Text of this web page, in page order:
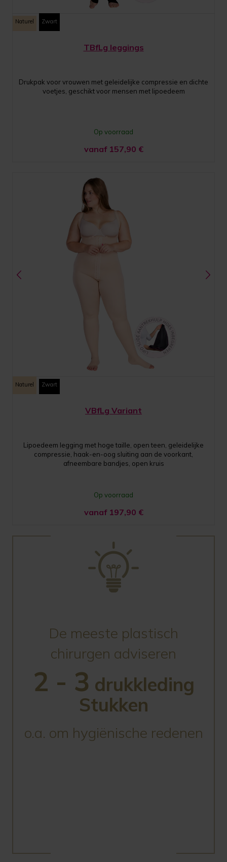
Naturel Zwart
TBfLg leggings
Drukpak voor vrouwen met geleidelijke compressie en dichte
voetjes, geschikt voor mensen met lipoedeem
Op voorraad
vanaf 157,90 €
Naturel Zwart
VBfLg Variant
Lipoedeem legging met hoge taille, open teen, geleidelijke
compressie, haak-en-oog sluiting aan de voorkant,
afneembare bandjes, open kruis
Op voorraad
vanaf 197,90 €
De meeste plastisch
chirurgen adviseren
2 - 3 drukkleding
Stukken
o.a. om hygiënische redenen